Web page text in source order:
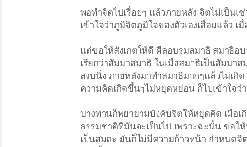
พอทำจิตไปเรื่อยๆ แล้วภายหลัง จิตไม่เป็
เข้าใจว่าภูมิจิตภูมิใจของตัวเองเสื่อมแล้ว
แต่ขอให้สังเกตให้ดี ศีลอบรมสมาธิ สมาธิ
เรียกว่าสัมมาสมาธิ ในเมื่อสมาธิเป็นสัมม
สงบนิ่ง ภายหลังมาทำสมาธิมากๆแล้วไม่เกิ
ความคิดเกิดขึ้นๆไม่หยุดหย่อน ก็ไปเข้าใจว่
บางท่านก็พยายามบังคับจิตให้หยุดคิด เมื่อเ
ธรรมชาติที่มันจะเป็นไป เพราะฉะนั้น ขอใ
เป็นสมถะ มันก็ไม่มีความก้าวหน้า กำหนด